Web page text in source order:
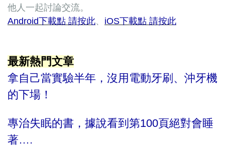
他人一起討論交流。
Android下載點 請按此、 iOS下載點 請按此
最新熱門文章
拿自己當實驗半年，沒用電動牙刷、沖牙機
的下場！
專治失眠的書，據說看到第100頁絕對會睡
著….